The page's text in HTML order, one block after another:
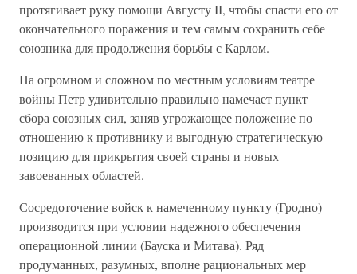
протягивает руку помощи Августу II, чтобы спасти его от
окончательного поражения и тем самым сохранить себе
союзника для продолжения борьбы с Карлом.
На огромном и сложном по местным условиям театре
войны Петр удивительно правильно намечает пункт
сбора союзных сил, заняв угрожающее положение по
отношению к противнику и выгодную стратегическую
позицию для прикрытия своей страны и новых
завоеванных областей.
Сосредоточение войск к намеченному пункту (Гродно)
производится при условии надежного обеспечения
операционной линии (Бауска и Митава). Ряд
продуманных, разумных, вполне рациональных мер